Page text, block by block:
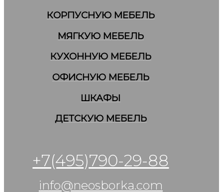
КОРПУСНУЮ МЕБЕЛЬ
МЯГКУЮ МЕБЕЛЬ
КУХОННУЮ МЕБЕЛЬ
ОФИСНУЮ МЕБЕЛЬ
ШКАФЫ
ДЕТСКУЮ МЕБЕЛЬ
+7(495)790-29-88
info@neosborka.com